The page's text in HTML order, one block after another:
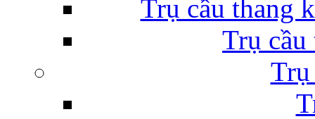
Trụ cầu thang
Trụ